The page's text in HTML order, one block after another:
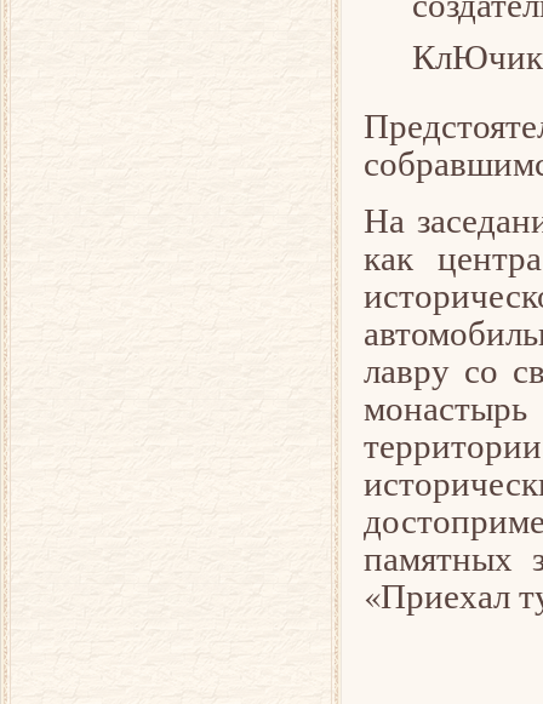
На
как
лавру со
памятных
«Приехал